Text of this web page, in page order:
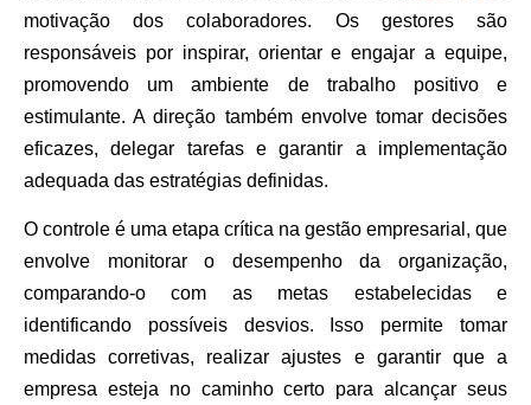
motivação dos colaboradores. Os gestores são
responsáveis por inspirar, orientar e engajar a equipe,
promovendo um ambiente de trabalho positivo e
estimulante. A direção também envolve tomar decisões
eficazes, delegar tarefas e garantir a implementação
adequada das estratégias definidas.
O controle é uma etapa crítica na gestão empresarial, que
envolve monitorar o desempenho da organização,
comparando-o com as metas estabelecidas e
identificando possíveis desvios. Isso permite tomar
medidas corretivas, realizar ajustes e garantir que a
empresa esteja no caminho certo para alcançar seus